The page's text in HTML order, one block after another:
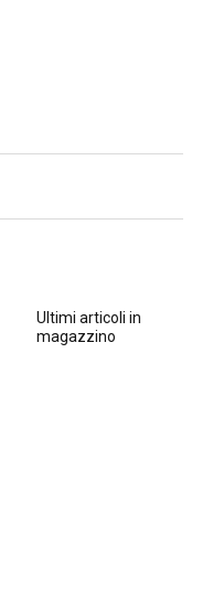
Ultimi articoli in
magazzino